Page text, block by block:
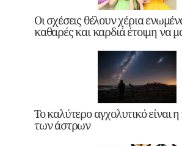
Οι σχέσεις θέλουν χέρια
καθαρές και καρδιά έτοιμη να
Το καλύτερο αγχολυτικό είναι
των άστρων